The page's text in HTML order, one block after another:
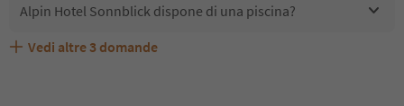
Alpin Hotel Sonnblick dispone di una piscina?
Alpin Hotel Sonnblick accetta animali domestici?
Quali servizi/attività sono disponibili presso Alpin Hotel
Gli ospiti di Alpin Hotel Sonnblick ricevono l'Alto Adige
Vedi altre 3 domande